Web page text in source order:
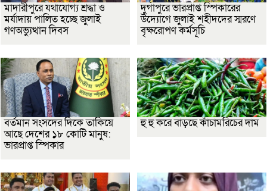
মাদারীপুরে যথাযোগ্য শ্রদ্ধা ও
মর্যাদায় পালিত হচ্ছে জুলাই
গণঅভ্যুত্থান দিবস
দুর্গাপুরে ভারপ্রাপ্ত স্পিকারের
উদ্যোগে জুলাই শহীদদের স্মরণে
বৃক্ষরোপণ কর্মসূচি
বর্তমান সংসদের দিকে তাকিয়ে
আছে দেশের ১৮ কোটি মানুষ:
ভারপ্রাপ্ত স্পিকার
হু হু করে বাড়ছে কাঁচামরিচের দাম